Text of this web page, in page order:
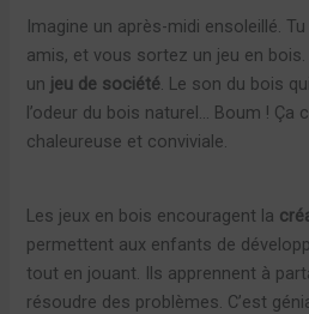
Imagine un après-midi ensoleillé.
amis, et vous sortez un jeu en
un jeu de société. Le son du bois
l’odeur du bois naturel… Boum ! Ça
chaleureuse et conviviale.
Les jeux en bois encouragent la
permettent aux enfants de
tout en jouant. Ils apprennent à
résoudre des problèmes. C’est